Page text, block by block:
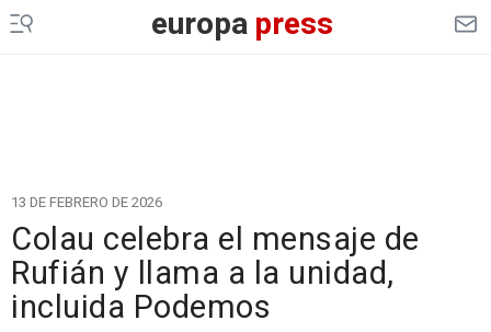
europapress
13 DE FEBRERO DE 2026
Colau celebra el mensaje de
Rufián y llama a la unidad,
incluida Podemos